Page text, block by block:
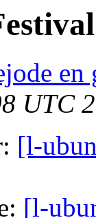
en
UTC
[l-
[l-